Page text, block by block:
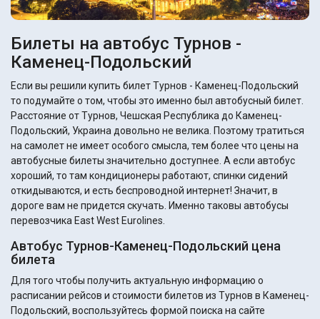
Билеты на автобус Турнов -
Каменец-Подольский
Если вы решили купить билет Турнов - Каменец-Подольский
то подумайте о том, чтобы это именно был автобусный билет.
Расстояние от Турнов, Чешская Республика до Каменец-
Подольский, Украина довольно не велика. Поэтому тратиться
на самолет не имеет особого смысла, тем более что цены на
автобусные билеты значительно доступнее. А если автобус
хороший, то там кондиционеры работают, спинки сидений
откидываются, и есть беспроводной интернет! Значит, в
дороге вам не придется скучать. Именно таковы автобусы
перевозчика East West Eurolines.
Автобус Турнов-Каменец-Подольский цена
билета
Для того чтобы получить актуальную информацию о
расписании рейсов и стоимости билетов из Турнов в Каменец-
Подольский, воспользуйтесь формой поиска на сайте